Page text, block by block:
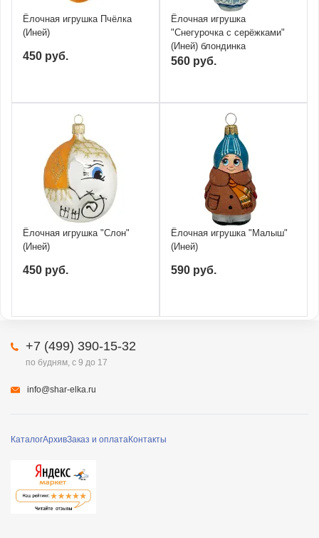
Ёлочная игрушка Пчёлка
(Иней)
450 руб.
Ёлочная игрушка
"Снегурочка с серёжками"
(Иней) блондинка
560 руб.
Ёлочная игрушка "Слон"
(Иней)
450 руб.
Ёлочная игрушка "Малыш"
(Иней)
590 руб.
КаталогАрхивЗаказ и оплатаКонтакты
+7 (499) 390-15-32
по будням, с 9 до 17
info@shar-elka.ru